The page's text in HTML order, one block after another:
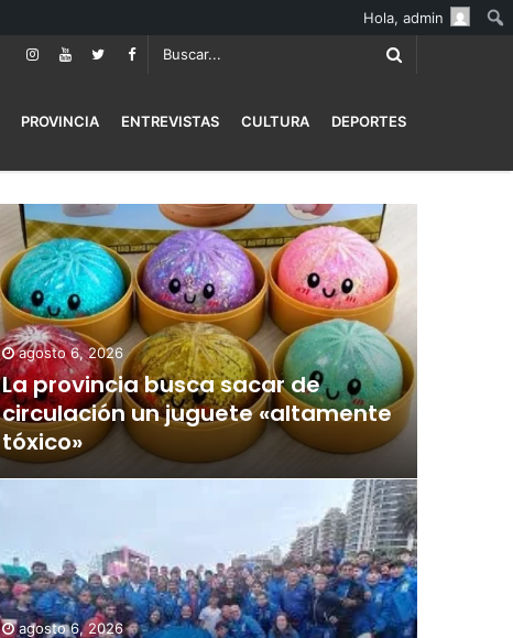
PROVINCIA ENTREVISTAS CULTURA DEPORTES
agosto 6, 2026
La provincia busca sacar de
circulación un juguete «altamente
tóxico»
agosto 6, 2026
Hola, admin